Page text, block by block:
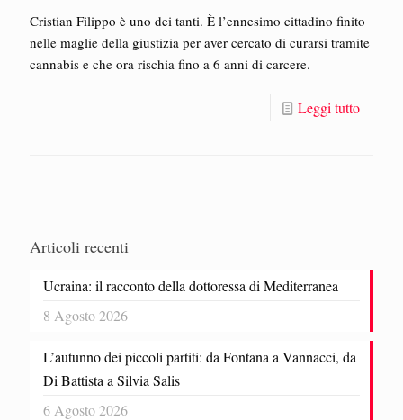
Cristian Filippo è uno dei tanti. È l’ennesimo cittadino finito
nelle maglie della giustizia per aver cercato di curarsi tramite
cannabis e che ora rischia fino a 6 anni di carcere.
Leggi tutto
Articoli recenti
Ucraina: il racconto della dottoressa di Mediterranea
8 Agosto 2026
L’autunno dei piccoli partiti: da Fontana a Vannacci, da
Di Battista a Silvia Salis
6 Agosto 2026